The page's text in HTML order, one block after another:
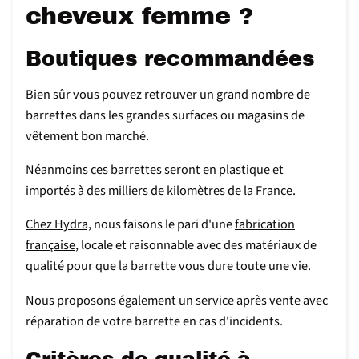
cheveux femme ?
Boutiques recommandées
Bien sûr vous pouvez retrouver un grand nombre de
barrettes dans les grandes surfaces ou magasins de
vêtement bon marché.
Néanmoins ces barrettes seront en plastique et
importés à des milliers de kilomètres de la France.
Chez Hydra,nous faisons le pari d'unefabrication
française, locale et raisonnable avec des matériaux de
qualité pour que la barrette vous dure toute une vie.
Nous proposons également un service après vente avec
réparation de votre barrette en cas d'incidents.